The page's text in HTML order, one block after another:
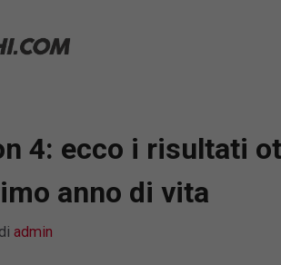
4: ecco i risultati
anno di vita
di admin